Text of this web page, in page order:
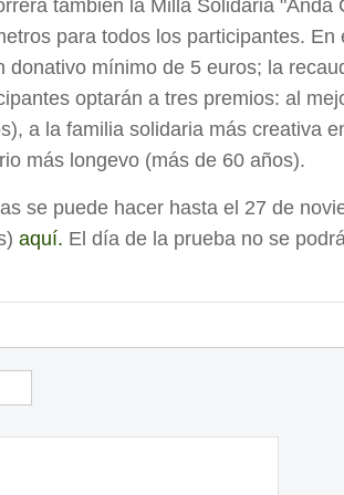
también la Milla Solidaria "Anda
para todos los participantes. En
donativo mínimo de 5 euros; la
optarán a tres premios: al
a la familia solidaria más creativa
más longevo (más de 60 años).
se puede hacer hasta el 27 de
aquí. El día de la prueba no se